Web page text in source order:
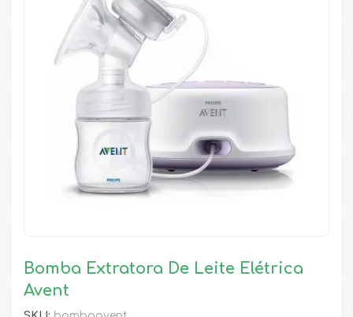
Bomba Extratora De Leite Elétrica
Avent